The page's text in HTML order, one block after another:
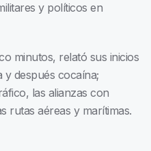
y políticos en
minutos, relató sus inicios
después cocaína;
las alianzas con
rutas aéreas y marítimas.